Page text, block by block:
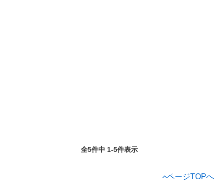
全5件中 1-5件表示
ページTOPへ